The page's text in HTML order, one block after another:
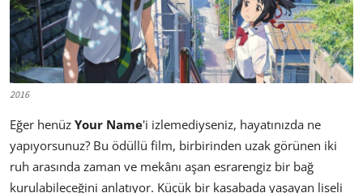
Anketler
2016
Eğer henüz Your Name'i izlemediyseniz, hayatınızda ne
yapıyorsunuz? Bu ödüllü film, birbirinden uzak görünen iki
ruh arasında zaman ve mekânı aşan esrarengiz bir bağ
kurulabileceğini anlatıyor. Küçük bir kasabada yaşayan liseli